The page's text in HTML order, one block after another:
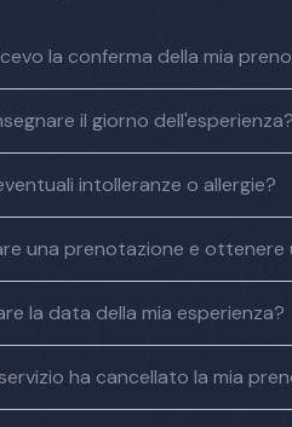
la conferma della mia
il giorno dell'esperienza?
intolleranze o allergie?
una prenotazione e ottenere
la data della mia esperienza?
ha cancellato la mia